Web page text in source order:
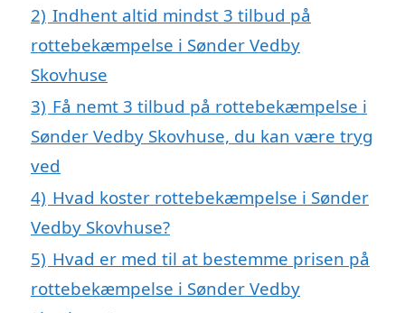
2) Indhent altid mindst 3 tilbud på
rottebekæmpelse i Sønder Vedby
Skovhuse
3) Få nemt 3 tilbud på rottebekæmpelse i
Sønder Vedby Skovhuse, du kan være tryg
ved
4) Hvad koster rottebekæmpelse i Sønder
Vedby Skovhuse?
5) Hvad er med til at bestemme prisen på
rottebekæmpelse i Sønder Vedby